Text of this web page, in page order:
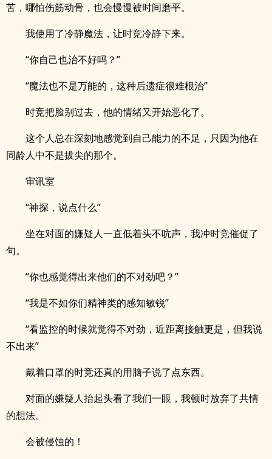
苦，哪怕伤筋动骨，也会慢慢被时间磨平。
我使用了冷静魔法，让时竞冷静下来。
“你自己也治不好吗？”
“魔法也不是万能的，这种后遗症很难根治”
时竞把脸别过去，他的情绪又开始恶化了。
这个人总在深刻地感觉到自己能力的不足，只因为他在
同龄人中不是拔尖的那个。
审讯室
“神探，说点什么”
坐在对面的嫌疑人一直低着头不吭声，我冲时竞催促了
句。
“你也感觉得出来他们的不对劲吧？”
“我是不如你们精神类的感知敏锐”
“看监控的时候就觉得不对劲，近距离接触更是，但我说
不出来”
戴着口罩的时竞还真的用脑子说了点东西。
对面的嫌疑人抬起头看了我们一眼，我顿时放弃了共情
的想法。
会被侵蚀的！